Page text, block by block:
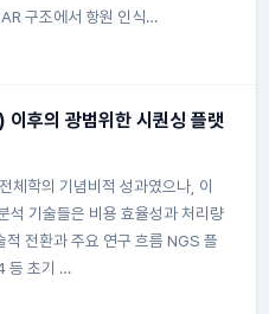
구조에서 항원 인식…
후의 광범위한 시퀀싱 플랫
체학의 기념비적 성과였으나, 이
석 기술들은 비용 효율성과 처리량
전환과 주요 연구 흐름 NGS 플
등 초기 …